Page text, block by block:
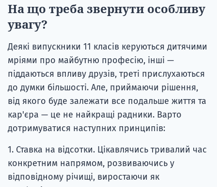
На що треба звернути особливу
увагу?
Деякі випускники 11 класів керуються дитячими
мріями про майбутню професію, інші —
піддаються впливу друзів, треті прислухаються
до думки більшості. Але, приймаючи рішення,
від якого буде залежати все подальше життя та
кар'єра — це не найкращі радники. Варто
дотримуватися наступних принципів:
1. Ставка на відсотки. Цікавлячись тривалий час
конкретним напрямом, розвиваючись у
відповідному річищі, виростаючи як